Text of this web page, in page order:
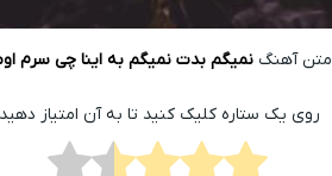
متن آهنگنمیگم بدت نمیگم به اینا چی سرم
روی یک ستاره کلیک کنید تا به آن امتیاز